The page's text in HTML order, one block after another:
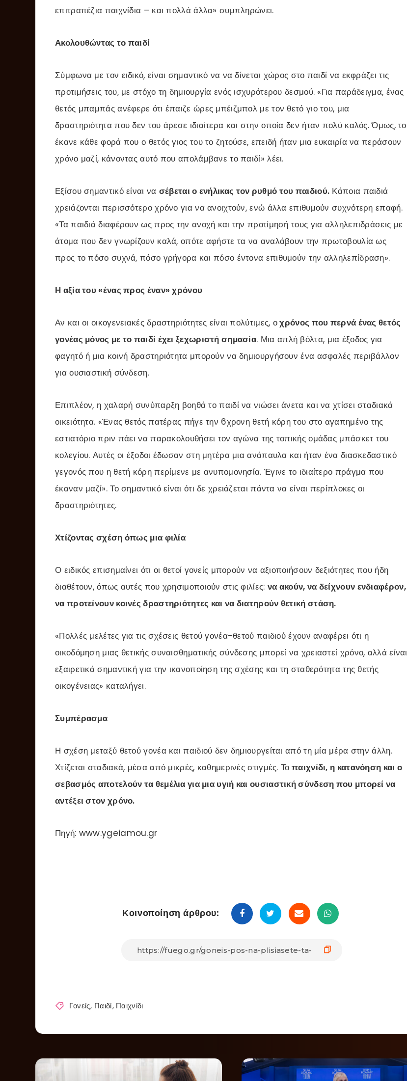
επιτραπέζια παιχνίδια – και πολλά άλλα» συμπληρώνει.
Ακολουθώντας το παιδί
Σύμφωνα με τον ειδικό, είναι σημαντικό να να δίνεται χώρος στο παιδί να εκφράζει τις
προτιμήσεις του, με στόχο τη δημιουργία ενός ισχυρότερου δεσμού. «Για παράδειγμα, ένας
θετός μπαμπάς ανέφερε ότι έπαιζε ώρες μπέιζμπολ με τον θετό γιο του, μια
δραστηριότητα που δεν του άρεσε ιδιαίτερα και στην οποία δεν ήταν πολύ καλός. Όμως, το
έκανε κάθε φορά που ο θετός γιος του το ζητούσε, επειδή ήταν μια ευκαιρία να περάσουν
χρόνο μαζί, κάνοντας αυτό που απολάμβανε το παιδί» λέει.
Εξίσου σημαντικό είναι να σέβεται ο ενήλικας τον ρυθμό του παιδιού. Κάποια παιδιά
χρειάζονται περισσότερο χρόνο για να ανοιχτούν, ενώ άλλα επιθυμούν συχνότερη επαφή.
«Τα παιδιά διαφέρουν ως προς την ανοχή και την προτίμησή τους για αλληλεπιδράσεις με
άτομα που δεν γνωρίζουν καλά, οπότε αφήστε τα να αναλάβουν την πρωτοβουλία ως
προς το πόσο συχνά, πόσο γρήγορα και πόσο έντονα επιθυμούν την αλληλεπίδραση».
Η αξία του «ένας προς έναν» χρόνου
Αν και οι οικογενειακές δραστηριότητες είναι πολύτιμες, οχρόνος που περνά ένας θετός
γονέας μόνος με το παιδί έχει ξεχωριστή σημασία. Μια απλή βόλτα, μια έξοδος για
φαγητό ή μια κοινή δραστηριότητα μπορούν να δημιουργήσουν ένα ασφαλές περιβάλλον
για ουσιαστική σύνδεση.
Επιπλέον, η χαλαρή συνύπαρξη βοηθά το παιδί να νιώσει άνετα και να χτίσει σταδιακά
οικειότητα. «Ένας θετός πατέρας πήγε την 6χρονη θετή κόρη του στο αγαπημένο της
εστιατόριο πριν πάει να παρακολουθήσει τον αγώνα της τοπικής ομάδας μπάσκετ του
κολεγίου. Αυτές οι έξοδοι έδωσαν στη μητέρα μια ανάπαυλα και ήταν ένα διασκεδαστικό
γεγονός που η θετή κόρη περίμενε με ανυπομονησία. Έγινε το ιδιαίτερο πράγμα που
έκαναν μαζί». Το σημαντικό είναι ότι δε χρειάζεται πάντα να είναι περίπλοκες οι
δραστηριότητες.
Χτίζοντας σχέση όπως μια φιλία
Ο ειδικός επισημαίνει ότι οι θετοί γονείς μπορούν να αξιοποιήσουν δεξιότητες που ήδη
διαθέτουν, όπως αυτές που χρησιμοποιούν στις φιλίες: να ακούν, να δείχνουν ενδιαφέρον,
να προτείνουν κοινές δραστηριότητες και να διατηρούν θετική στάση.
«Πολλές μελέτες για τις σχέσεις θετού γονέα-θετού παιδιού έχουν αναφέρει ότι η
οικοδόμηση μιας θετικής συναισθηματικής σύνδεσης μπορεί να χρειαστεί χρόνο, αλλά είναι
εξαιρετικά σημαντική για την ικανοποίηση της σχέσης και τη σταθερότητα της θετής
οικογένειας» καταλήγει.
Συμπέρασμα
Η σχέση μεταξύ θετού γονέα και παιδιού δεν δημιουργείται από τη μία μέρα στην άλλη.
Χτίζεται σταδιακά, μέσα από μικρές, καθημερινές στιγμές. Το παιχνίδι, η κατανόηση και ο
σεβασμός αποτελούν τα θεμέλια για μια υγιή και ουσιαστική σύνδεση που μπορεί να
αντέξει στον χρόνο.
Πηγή: www.ygeiamou.gr
Κοινοποίηση άρθρου:
Γονείς, Παιδί, Παιχνίδι